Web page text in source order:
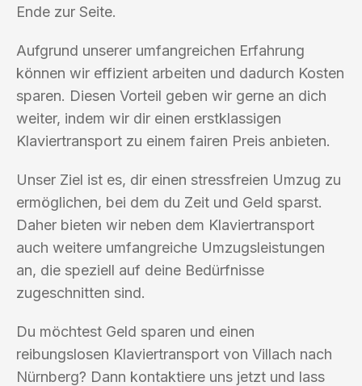
Ende zur Seite.
Aufgrund unserer umfangreichen Erfahrung
können wir effizient arbeiten und dadurch Kosten
sparen. Diesen Vorteil geben wir gerne an dich
weiter, indem wir dir einen erstklassigen
Klaviertransport zu einem fairen Preis anbieten.
Unser Ziel ist es, dir einen stressfreien Umzug zu
ermöglichen, bei dem du Zeit und Geld sparst.
Daher bieten wir neben dem Klaviertransport
auch weitere umfangreiche Umzugsleistungen
an, die speziell auf deine Bedürfnisse
zugeschnitten sind.
Du möchtest Geld sparen und einen
reibungslosen Klaviertransport von Villach nach
Nürnberg? Dann kontaktiere uns jetzt und lass